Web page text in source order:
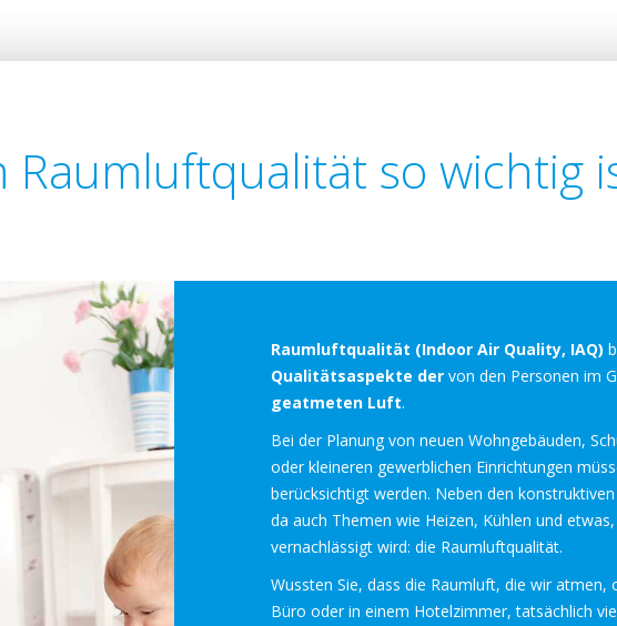
Raumluftqualität so wichtig
Raumluftqualität (Indoor Air Quality, IAQ)
Qualitätsaspekte der von den Personen im
geatmeten Luft.
Bei der Planung von neuen Wohngebäuden,
oder kleineren gewerblichen Einrichtungen
berücksichtigt werden. Neben den
da auch Themen wie Heizen, Kühlen und
vernachlässigt wird: die Raumluftqualität.
Wussten Sie, dass die Raumluft, die wir atmen,
Büro oder in einem Hotelzimmer, tatsächlich